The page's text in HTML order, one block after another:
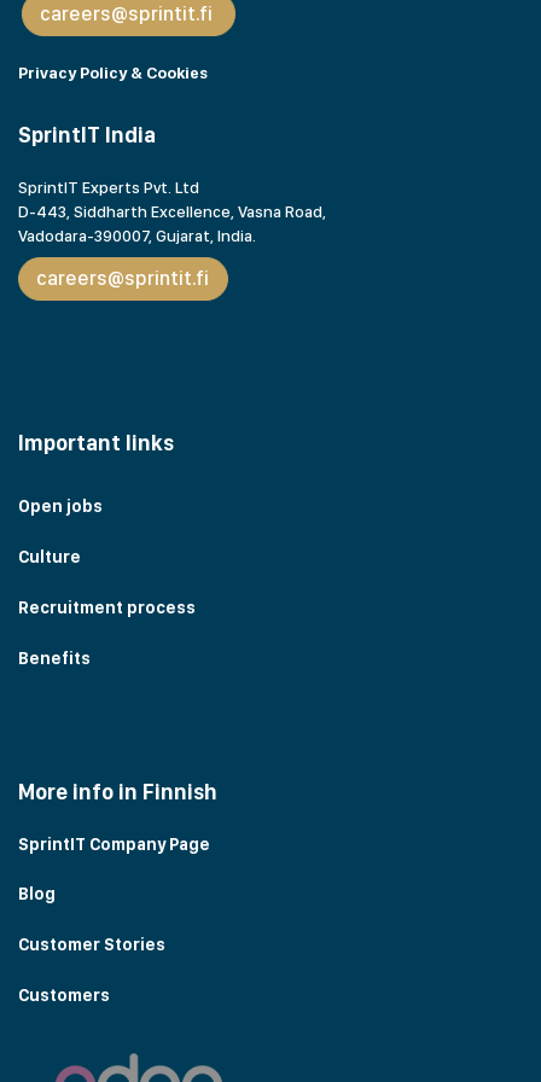
careers@sprintit.fi
Privacy Policy & Cookies
SprintIT India
SprintIT Experts Pvt. Ltd
D-443, Siddharth Excellence, Vasna Road,
Vadodara-390007, Gujarat, India.
careers@sprintit.fi
Important links
Open jobs
Culture
Recruitment process
Benefits
More info in Finnish
SprintIT Company Page
Blog
Customer Stories
Customers